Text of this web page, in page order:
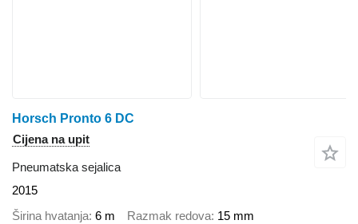
Horsch Pronto 6 DC
Cijena na upit
Pneumatska sejalica
2015
Širina hvatanja 6 m Razmak redova 15 mm